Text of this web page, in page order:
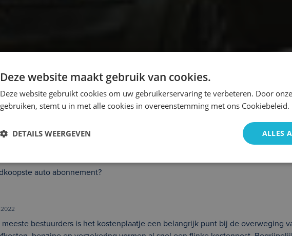
auto abonnement?
2022
meeste bestuurders is het kostenplaatje een belangrijk punt bij de overweging
Deze website maakt gebruik van cookies.
Deze website gebruikt cookies om uw gebruikerservaring te verbeteren. Door
gebruiken, stemt u in met alle cookies in overeenstemming met ons Cookiebeleid.
ALLES
DETAILS WEERGEVEN